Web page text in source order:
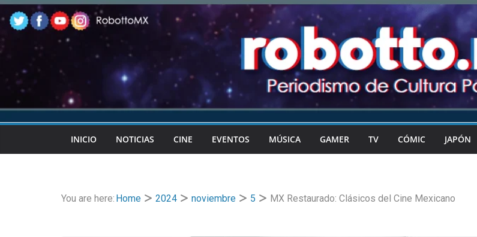
Skip
to
content
INICIO NOTICIAS CINE EVENTOS MÚSICA GAMER TV CÓMIC JAPÓN
You are here: Home 2024 noviembre 5 MX Restaurado: Clásicos del Cine Mexicano